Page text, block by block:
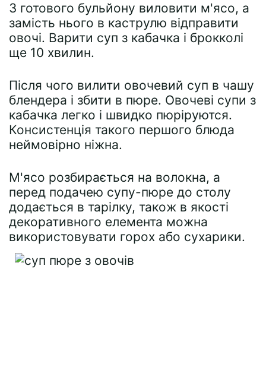
З готового бульйону виловити м'ясо, а
замість нього в каструлю відправити
овочі. Варити суп з кабачка і брокколі
ще 10 хвилин.
Після чого вилити овочевий суп в чашу
блендера і збити в пюре. Овочеві супи з
кабачка легко і швидко пюріруются.
Консистенція такого першого блюда
неймовірно ніжна.
М'ясо розбирається на волокна, а
перед подачею супу-пюре до столу
додається в тарілку, також в якості
декоративного елемента можна
використовувати горох або сухарики.